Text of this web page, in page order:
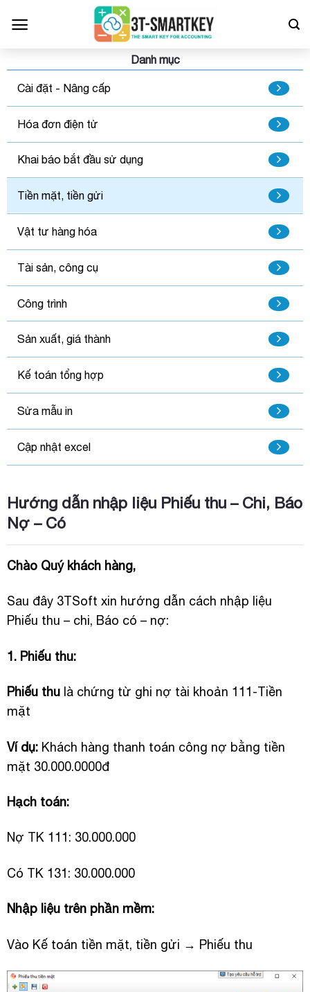
qua
Danh mục
Cài đặt - Nâng cấp
Hóa đơn điện tử
Khai báo bắt đầu sử dụng
Tiền mặt, tiền gửi
Vật tư hàng hóa
Tài sản, công cụ
Công trình
Sản xuất, giá thành
Kế toán tổng hợp
Sửa mẫu in
Cập nhật excel
Hướng dẫn nhập liệu Phiếu thu – Chi, Báo
Nợ – Có
Chào Quý khách hàng,
Sau đây 3TSoft xin hướng dẫn cách nhập liệu
Phiếu thu – chi, Báo có – nợ:
1. Phiếu thu:
Phiếu thulà chứng từ ghi nợ tài khoản 111-Tiền
mặt
Ví dụ:Khách hàng thanh toán công nợ bằng tiền
mặt 30.000.0000đ
Hạch toán:
Nợ TK 111: 30.000.000
Có TK 131: 30.000.000
Nhập liệu trên phần mềm:
Vào Kế toán tiền mặt, tiền gửi → Phiếu thu